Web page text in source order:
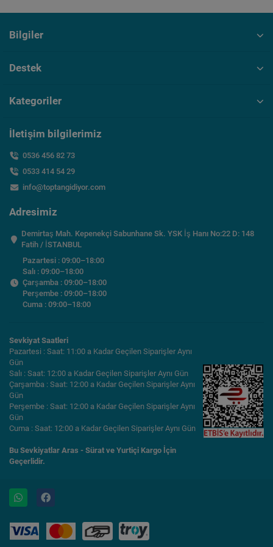
Bilgiler
Destek
Kategoriler
İletişim bilgilerimiz
0536 456 82 73
0533 414 54 29
info@toptangidiyor.com
Adresimiz
Demirtaş Mah. Kepenekçi Sabunhane Sk. YSK İş Hanı No:22 D: 148
Fatih / İSTANBUL
Pazartesi : 09:00–18:00
Salı : 09:00–18:00
Çarşamba : 09:00–18:00
Perşembe : 09:00–18:00
Cuma : 09:00–18:00
Sevkiyat Saatleri
Pazartesi : Saat: 11:00 a Kadar Geçilen Siparişler Aynı
Gün
Salı : Saat: 12:00 a Kadar Geçilen Siparişler Aynı Gün
Çarşamba : Saat: 12:00 a Kadar Geçilen Siparişler Aynı
Gün
Perşembe : Saat: 12:00 a Kadar Geçilen Siparişler Aynı
Gün
Cuma : Saat: 12:00 a Kadar Geçilen Siparişler Aynı Gün
Bu Sevkiyatlar Aras - Sürat ve Yurtiçi Kargo İçin
Geçerlidir.